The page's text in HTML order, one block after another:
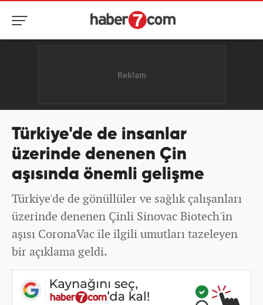
Türkiye'de de insanlar
üzerinde denenen Çin
aşısında önemli gelişme
Türkiye'de de gönüllüler ve sağlık çalışanları
üzerinde denenen Çinli Sinovac Biotech'in
aşısı CoronaVac ile ilgili umutları tazeleyen
bir açıklama geldi.